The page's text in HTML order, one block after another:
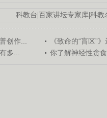
科教台 百家讲坛专家库 科教
创作...
《致命的“盲区”
多...
你了解神经性贪